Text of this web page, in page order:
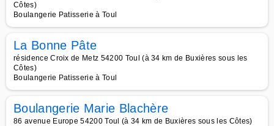
Côtes)
Boulangerie Patisserie à Toul
La Bonne Pâte
résidence Croix de Metz 54200 Toul (à 34 km de Buxières sous les
Côtes)
Boulangerie Patisserie à Toul
Boulangerie Marie Blachère
86 avenue Europe 54200 Toul (à 34 km de Buxières sous les Côtes)